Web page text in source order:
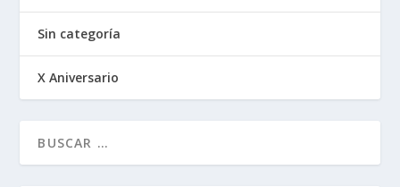
Sin categoría
X Aniversario